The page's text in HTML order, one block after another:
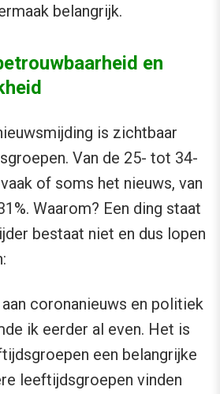
belangrijk.
en
is zichtbaar
Van de 25- tot 34-
of soms het nieuws, van
Waarom? Een ding staat
bestaat niet en dus lopen
coronanieuws en politiek
ik eerder al even. Het is
een belangrijke
leeftijdsgroepen vinden